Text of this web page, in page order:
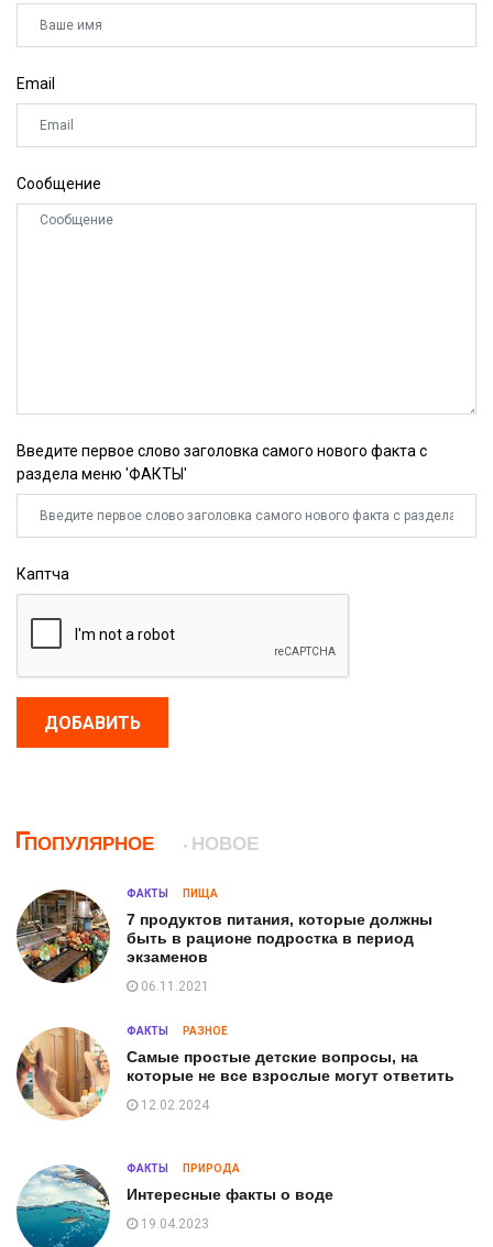
Email
Сообщение
Введите первое слово заголовка самого нового факта с
раздела меню 'ФАКТЫ'
Каптча
ДОБАВИТЬ
ПОПУЛЯРНОЕ НОВОЕ
ФАКТЫ ПИЩА
7 продуктов питания, которые должны
быть в рационе подростка в период
экзаменов
06.11.2021
ФАКТЫ РАЗНОЕ
Самые простые детские вопросы, на
которые не все взрослые могут ответить
12.02.2024
ФАКТЫ ПРИРОДА
Интересные факты о воде
19.04.2023